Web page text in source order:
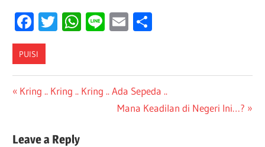
Facebook
Twitter
WhatsApp
LineEmail
PUISI
Post
Previous
Kring .. Kring .. Kring .. Ada Sepeda ..
Next
Mana Keadilan di Negeri Ini…?
Leave a Reply